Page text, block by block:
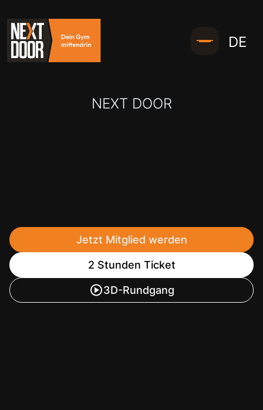
DE
NEXT DOOR
Jetzt Mitglied werden
2 Stunden Ticket
3D-Rundgang